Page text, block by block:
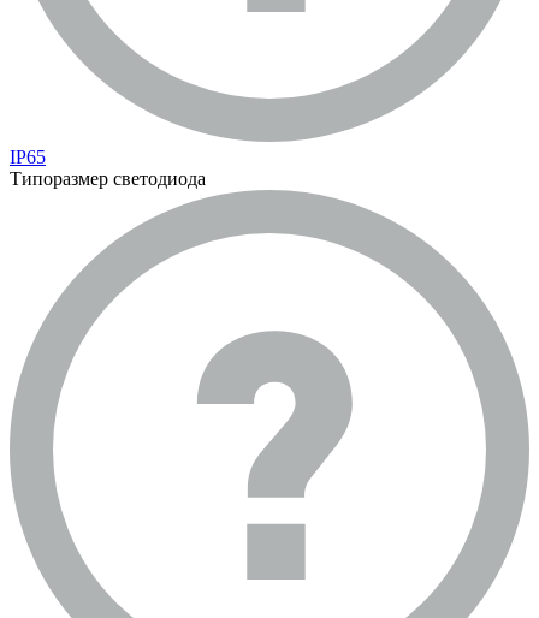
IP65
Типоразмер светодиода